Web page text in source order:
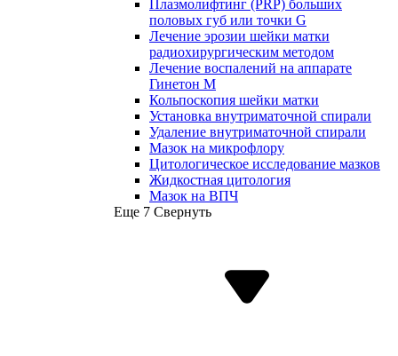
Плазмолифтинг (PRP) больших
половых губ или точки G
Лечение эрозии шейки матки
радиохирургическим методом
Лечение воспалений на аппарате
Гинетон М
Кольпоскопия шейки матки
Установка внутриматочной спирали
Удаление внутриматочной спирали
Мазок на микрофлору
Цитологическое исследование мазков
Жидкостная цитология
Мазок на ВПЧ
Еще 7 Свернуть